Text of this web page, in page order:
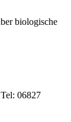
biologische
06827